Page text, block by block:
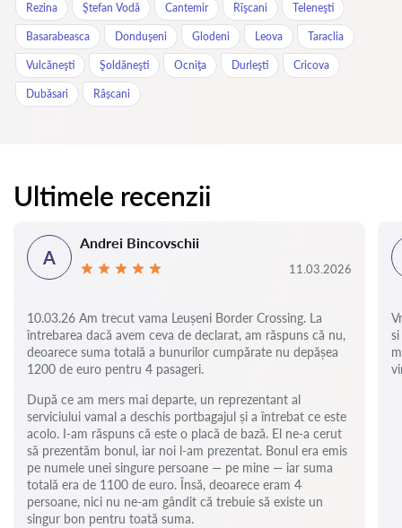
Rezina Ştefan Vodă Cantemir Rîşcani Teleneşti
Basarabeasca Donduşeni Glodeni Leova Taraclia
Vulcăneşti Şoldăneşti Ocniţa Durleşti Cricova
Dubăsari Râșcani
Ultimele recenzii
A
Andrei Bincovschii
11.03.2026
10.03.26 Am trecut vama Leușeni Border Crossing. La
întrebarea dacă avem ceva de declarat, am răspuns că nu,
deoarece suma totală a bunurilor cumpărate nu depășea
1200 de euro pentru 4 pasageri.
După ce am mers mai departe, un reprezentant al
serviciului vamal a deschis portbagajul și a întrebat ce este
acolo. I-am răspuns că este o placă de bază. El ne-a cerut
să prezentăm bonul, iar noi l-am prezentat. Bonul era emis
pe numele unei singure persoane — pe mine — iar suma
totală era de 1100 de euro. Însă, deoarece eram 4
persoane, nici nu ne-am gândit că trebuie să existe un
singur bon pentru toată suma.